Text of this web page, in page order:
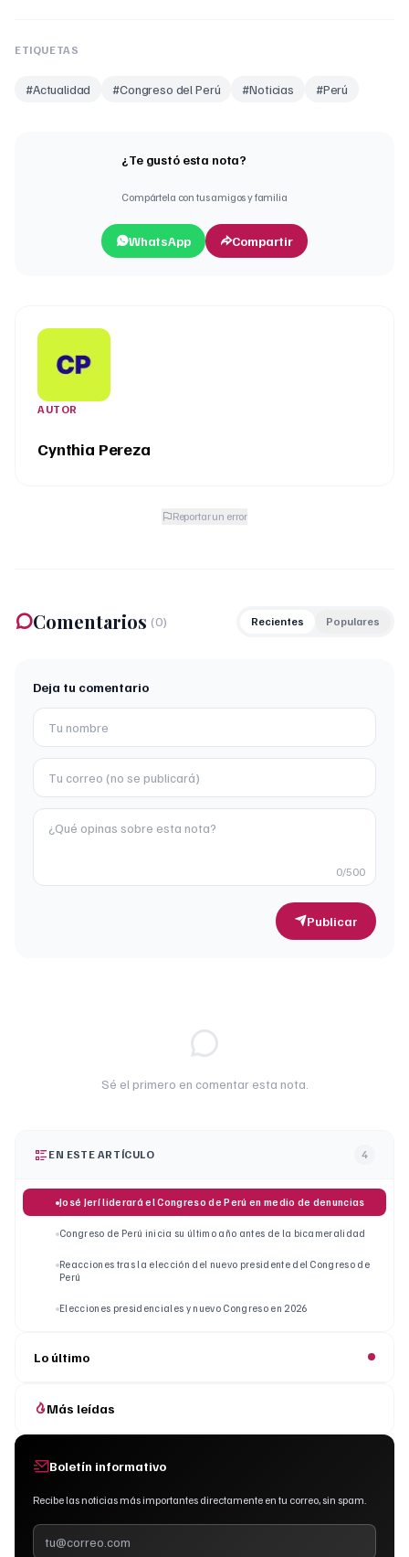
ETIQUETAS
#Actualidad #Congreso del Perú #Noticias #Perú
¿Te gustó esta nota?
Compártela con tus amigos y familia
WhatsApp Compartir
AUTOR
Cynthia Pereza
Reportar un error
Comentarios (0) Recientes Populares
Deja tu comentario
0/500
Publicar
Sé el primero en comentar esta nota.
EN ESTE ARTÍCULO 4
José Jerí liderará el Congreso de Perú en medio de denuncias
Congreso de Perú inicia su último año antes de la bicameralidad
Reacciones tras la elección del nuevo presidente del Congreso de
Perú
Elecciones presidenciales y nuevo Congreso en 2026
Lo último
Más leídas
Boletín informativo
Recibe las noticias más importantes directamente en tu correo, sin spam.